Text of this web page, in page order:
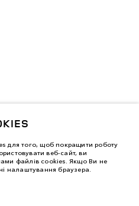
для того, щоб покращити роботу
веб-сайт, ви
файлів cookies. Якщо Ви не
налаштування браузера.